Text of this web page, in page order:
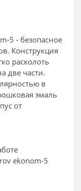
5 - безопасное
Конструкция
расколоть
две части.
в
эмаль
от
ekonom-5